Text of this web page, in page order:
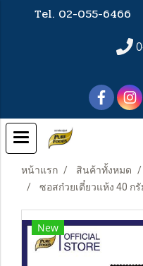
Tel. 02-055-6466
หน้าแรก สินค้าทั้งหมด
ซอสก๋วยเตี๋ยวแห้ง 40 กรั
New